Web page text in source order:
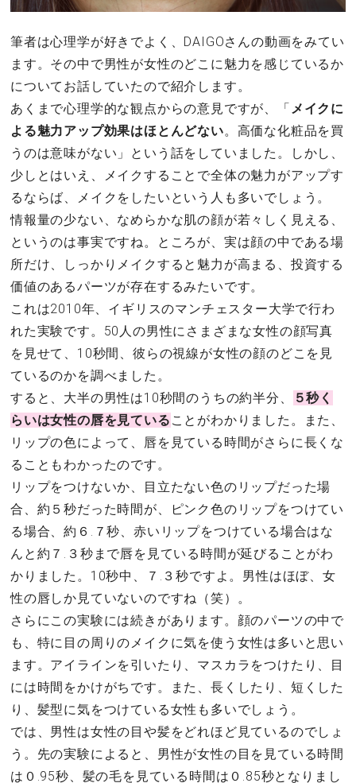
筆者は心理学が好きでよく、DAIGOさんの動画をみてい
ます。その中で男性が女性のどこに魅力を感じているか
についてお話していたので紹介します。
あくまで心理学的な観点からの意見ですが、「 メイクに
よる魅力アップ効果はほとんどない。高価な化粧品を買
うのは意味がない」という話をしていました。しかし、
少しとはいえ、メイクすることで全体の魅力がアップす
るならば、メイクをしたいという人も多いでしょう。
情報量の少ない、なめらかな肌の顔が若々しく見える、
というのは事実ですね。ところが、実は顔の中である場
所だけ、しっかりメイクすると魅力が高まる、投資する
価値のあるパーツが存在するみたいです。
これは2010年、イギリスのマンチェスター大学で行わ
れた実験です。50人の男性にさまざまな女性の顔写真
を見せて、10秒間、彼らの視線が女性の顔のどこを見
ているのかを調べました。
すると、大半の男性は10秒間のうちの約半分、
５秒く
らいは女性の唇を見ている ことがわかりました。また、
リップの色によって、唇を見ている時間がさらに長くな
ることもわかったのです。
リップをつけないか、目立たない色のリップだった場
合、約５秒だった時間が、ピンク色のリップをつけてい
る場合、約６.７秒、赤いリップをつけている場合はな
んと約７.３秒まで唇を見ている時間が延びることがわ
かりました。10秒中、７.３秒ですよ。男性はほぼ、女
性の唇しか見ていないのですね（笑）。
さらにこの実験には続きがあります。顔のパーツの中で
も、特に目の周りのメイクに気を使う女性は多いと思い
ます。アイラインを引いたり、マスカラをつけたり、目
には時間をかけがちです。また、長くしたり、短くした
り、髪型に気をつけている女性も多いでしょう。
では、男性は女性の目や髪をどれほど見ているのでしょ
う。先の実験によると、男性が女性の目を見ている時間
は０.95秒、髪の毛を見ている時間は０.85秒となりまし